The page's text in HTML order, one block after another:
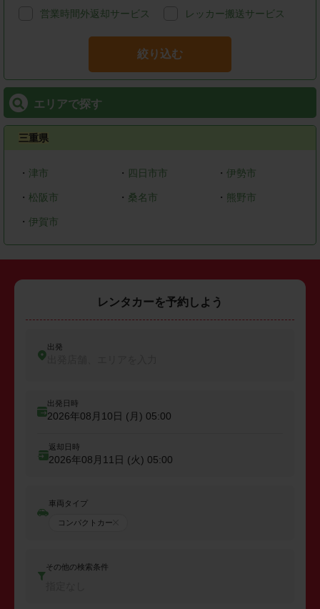
営業時間外返却サービス レッカー搬送サービス
絞り込む
エリアで探す
三重県
・ 津市 ・ 四日市市 ・ 伊勢市
・ 松阪市 ・ 桑名市 ・ 熊野市
・ 伊賀市
レンタカーを予約しよう
出発
出発日時
2026年08月10日 (月) 05:00
返却日時
2026年08月11日 (火) 05:00
車両タイプ
コンパクトカー
その他の検索条件